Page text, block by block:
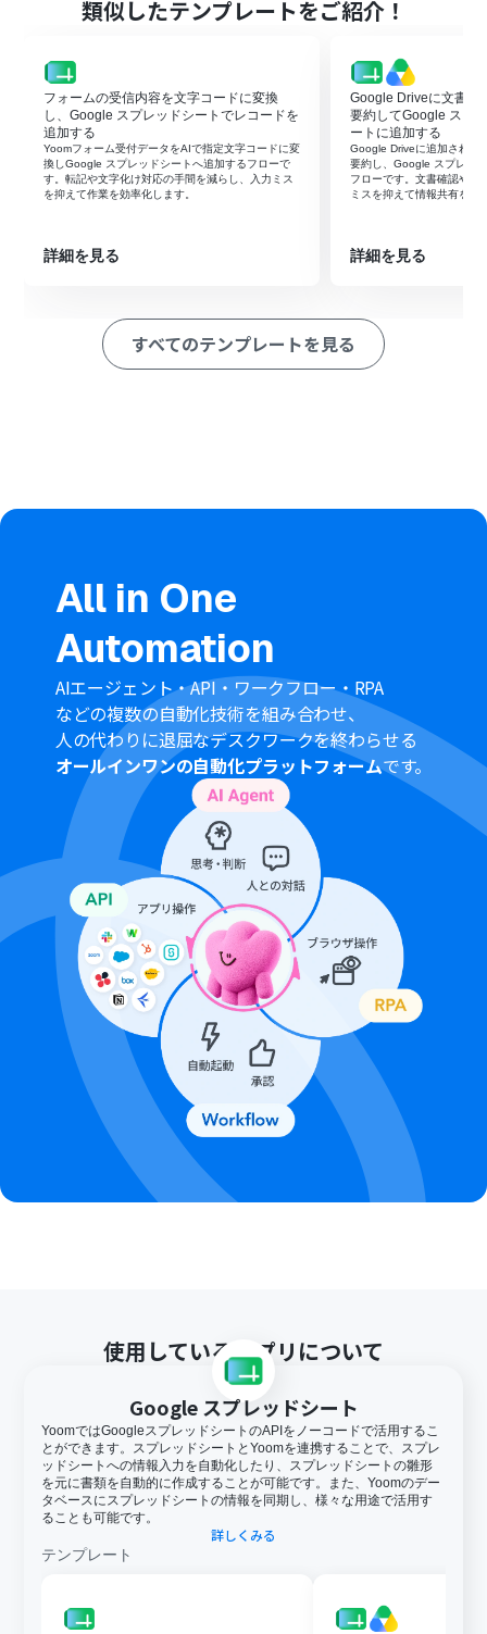
■フローボットの流れ
GmailをYoomと連携します。
次に、トリガーでGoogle スプレッドシートを選択し、
「行が追加されたら」というアクションを設定し、監視対
象のスプレッドシートとシートを指定します。
次に、オペレーションでGoogle Driveの「ファイルを複
製する」アクションを設定し、複製したいファイルや複製
先のフォルダ、新しいファイル名を指定します。
ションを設定し、通知先のメールアドレスや件名、本文
を指定して通知します。
ペレーション」：トリガー起動後、フロー内で処理を行うアク
Gmailで「メールを送る」アクションでは、送信先のメー
だけでなく、トリガーとなったGoogle スプレッドシート
の行データや、前段のGoogle Driveで複製されたファイ
注意事項
Google スプレッドシート、Google Drive、Gmailのそれ
ぞれとYoomを連携してください。
トリガーは5分、10分、15分、30分、60分の間隔で起動
間隔を選択できます。
プランによって最短の起動間隔が異なりますので、ご注意
ください。
Google スプレッドシートをアプリトリガーとして使用す
る際の注意事項は「 【アプリトリガー】Google スプレッ
ドシートのトリガーにおける注意事項」を参照してくだ
さい。
類似したテンプレートをご紹介！
フォームの受信内容を文字コードに変換
し、Google スプレッドシートでレコードを
追加する
Yoomフォーム受付データをAIで指定文字コードに変
換しGoogle スプレッドシートへ追加するフローで
す。転記や文字化け対応の手間を減らし、入力ミス
を抑えて作業を効率化します。
詳細を見る
Google Driveに文書が
要約してGoogle スプ
ートに追加する
Google Driveに追加された
要約し、Google スプレッ
フローです。文書確認や転
ミスを抑えて情報共有を早
詳細を見る
すべてのテンプレートを見る
All in One
Automation
AIエージェント・API・ワークフロー・RPA
などの複数の自動化技術を組み合わせ、
人の代わりに退屈なデスクワークを終わらせる
オールインワンの自動化プラットフォームです。
使用しているアプリについて
Google スプレッドシート
YoomではGoogleスプレッドシートのAPIをノーコードで活用するこ
とができます。スプレッドシートとYoomを連携することで、スプレ
ッドシートへの情報入力を自動化したり、スプレッドシートの雛形
を元に書類を自動的に作成することが可能です。また、Yoomのデー
タベースにスプレッドシートの情報を同期し、様々な用途で活用す
ることも可能です。
詳しくみる
テンプレート